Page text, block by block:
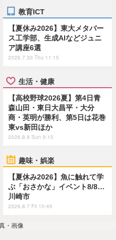
教育ICT
【夏休み2026】東大メタバー
ス工学部、生成AIなどジュニ
ア講座6選
2026.7.30 Thu 11:15
生活・健康
【高校野球2026夏】第4日青
森山田・東日大昌平・大分
商・英明が勝利、第5日は花巻
東vs新田ほか
2026.8.9 Sun 9:15
趣味・娯楽
【夏休み2026】魚に触れて学
ぶ「おさかな」イベント8/8…
川崎市
2026.8.7 Fri 10:45
・画像